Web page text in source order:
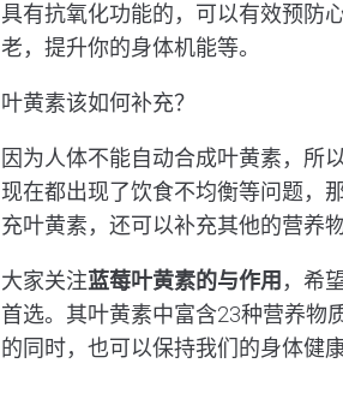
具有抗氧化功能的，可以有效预防
老，提升你的身体机能等。
叶黄素该如何补充？
因为人体不能自动合成叶黄素，所
现在都出现了饮食不均衡等问题，
充叶黄素，还可以补充其他的营养物
大家关注蓝莓叶黄素的与作用 ，希
首选。其叶黄素中富含23种营养物
的同时，也可以保持我们的身体健康